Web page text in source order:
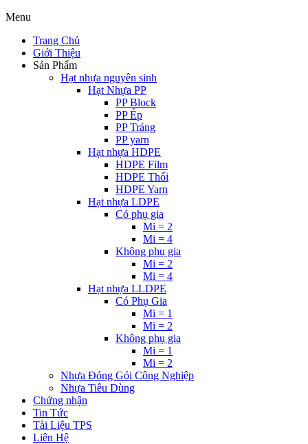
Menu
Trang Chủ
Giới Thiệu
Sản Phẩm
Hạt nhựa nguyên sinh
Hạt Nhựa PP
PP Block
PP Ép
PP Tráng
PP yarn
Hạt nhựa HDPE
HDPE Film
HDPE Thổi
HDPE Yarn
Hạt nhựa LDPE
Có phụ gia
Mi = 2
Mi = 4
Không phụ gia
Mi = 2
Mi = 4
Hạt nhựa LLDPE
Có Phụ Gia
Mi = 1
Mi = 2
Không phụ gia
Mi = 1
Mi = 2
Nhựa Đóng Gói Công Nghiệp
Nhựa Tiêu Dùng
Chứng nhận
Tin Tức
Tài Liệu TPS
Liên Hệ